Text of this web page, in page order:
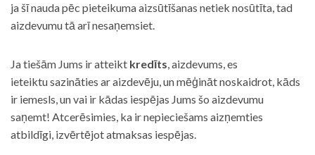
ja šī nauda pēc pieteikuma aizsūtīšanas netiek nosūtīta, tad
aizdevumu tā arī nesaņemsiet.
Ja tiešām Jums ir atteikt kredīts, aizdevums, es
ieteiktu sazināties ar aizdevēju, un mēģināt noskaidrot, kāds
ir iemesls, un vai ir kādas iespējas Jums šo aizdevumu
saņemt! Atcerēsimies, ka ir nepieciešams aizņemties
atbildīgi, izvērtējot atmaksas iespējas.